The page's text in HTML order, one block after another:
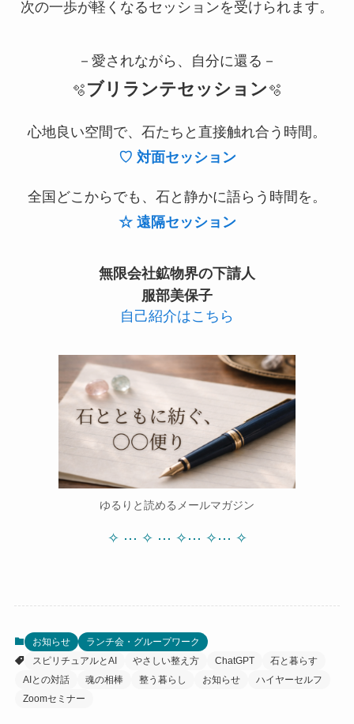
次の一歩が軽くなるセッションを受けられます。
－愛されながら、自分に還る－
🫧 ブリランテセッション 🫧
心地良い空間で、石たちと直接触れ合う時間。
♡ 対面セッション
全国どこからでも、石と静かに語らう時間を。
☆ 遠隔セッション
無限会社鉱物界の下請人
服部美保子
自己紹介はこちら
ゆるりと読めるメールマガジン
✧ ⋯ ✧ ⋯ ✧⋯ ✧⋯ ✧
お知らせ
ランチ会・グループワーク
スピリチュアルとAI
やさしい整え方 ChatGPT
石と暮らす
AIとの対話
魂の相棒 整う暮らし お知らせ
ハイヤーセルフ
Zoomセミナー